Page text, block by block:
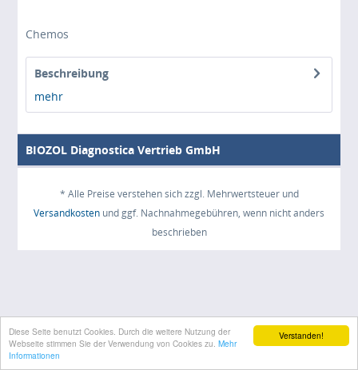
Verstanden!
Diese Seite benutzt Cookies. Durch die weitere Nutzung der
Webseite stimmen Sie der Verwendung von Cookies zu. Mehr
Informationen
Chemos
Beschreibung
mehr
BIOZOL Diagnostica Vertrieb GmbH
* Alle Preise verstehen sich zzgl. Mehrwertsteuer und
Versandkosten und ggf. Nachnahmegebühren, wenn nicht anders
beschrieben